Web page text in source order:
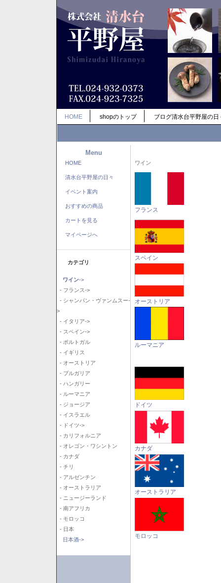
HOME shopのトップ ブログ清水台平野屋の日
Menu
HOME
清水台平野屋の日々
イベント案内
おすすめの商品
カートを見る
マイページへ
カテゴリ
ワイン->
- フランス->
- シャンパン・ヴァンムスー-
>
- イタリア->
- スペイン->
- ポルトガル
- イギリス
- オーストリア
- ブルガリア
- ハンガリー
- ルーマニア
- ジョージア
- イスラエル
- ドイツ->
- カリフォルニア
- オレゴン・ワシントン
- カナダ
- チリ
- アルゼンチン
- オーストラリア
- ニュージーランド
- 南アフリカ
- モロッコ
- 日本
日本酒->
ワイン
フランス
スペイン
オーストリア
ルーマニア
ドイツ
カナダ
オーストラリア
モロッコ